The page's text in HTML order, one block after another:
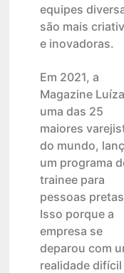
equipes
são mais
e inovadoras.
Em 2021, a
Magazine
uma das 25
maiores
do mundo,
um programa
trainee para
pessoas
Isso porque a
empresa se
deparou com
realidade difícil